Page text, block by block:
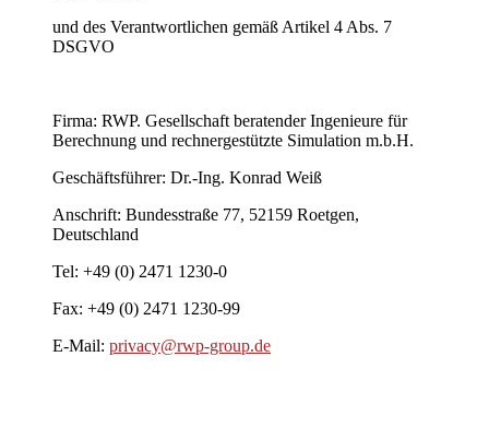
und des Verantwortlichen gemäß Artikel 4 Abs. 7
DSGVO
Firma: RWP. Gesellschaft beratender Ingenieure für
Berechnung und rechnergestützte Simulation m.b.H.
Geschäftsführer: Dr.-Ing. Konrad Weiß
Anschrift: Bundesstraße 77, 52159 Roetgen,
Deutschland
Tel: +49 (0) 2471 1230-0
Fax: +49 (0) 2471 1230-99
E-Mail: privacy@rwp-group.de